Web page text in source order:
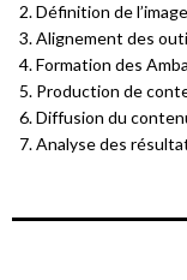
Définition de
Alignement des
Formation des
Production de
Diffusion du
Analyse des